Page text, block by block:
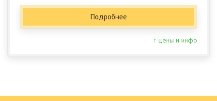
Подробнее
↑ цены и инфо